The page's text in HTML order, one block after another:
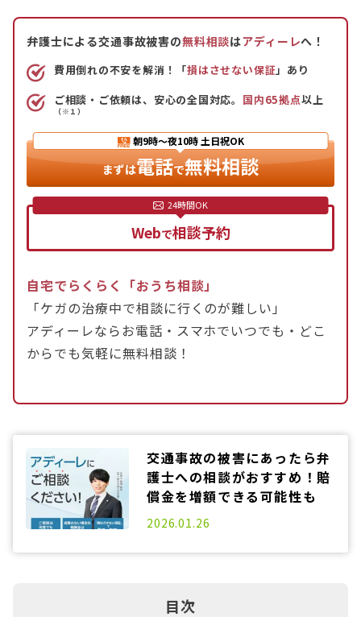
弁護士による交通事故被害の無料相談はアディーレへ！
費用倒れの不安を解消！「損はさせない保証」あり
ご相談・ご依頼は、安心の全国対応。 国内65拠点以上
（※１）
朝9時〜夜10時 土日祝OK
まずは電話で無料相談
Webで相談予約
自宅でらくらく「おうち相談」
「ケガの治療中で相談に行くのが難しい」
アディーレならお電話・スマホでいつでも・どこ
からでも気軽に無料相談！
交通事故の被害にあったら弁
護士への相談がおすすめ！賠
償金を増額できる可能性も
2025.06.20
2026.01.26
目次